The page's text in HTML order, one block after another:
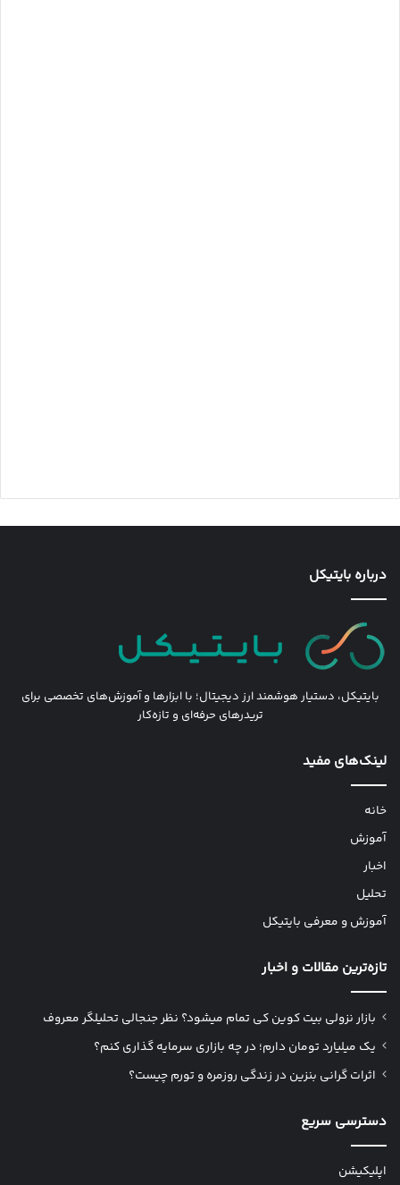
درباره بایتیکل
بایتیکل، دستیار هوشمند ارز دیجیتال؛ با ابزارها و آموزش‌های تخصصی برای
تریدرهای حرفه‌ای و تازه‌کار
لینک‌های مفید
خانه
آموزش
اخبار
تحلیل
آموزش و معرفی بایتیکل
تازه‌ترین مقالات و اخبار
بازار نزولی بیت کوین کی تمام میشود؟ نظر جنجالی تحلیلگر معروف
یک میلیارد تومان دارم؛ در چه بازاری سرمایه گذاری کنم؟
اثرات گرانی بنزین در زندگی روزمره و تورم چیست؟
دسترسی سریع
اپلیکیشن